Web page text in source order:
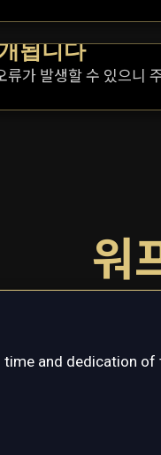
됩니다
가 발생할 수 있으니
워
and dedication of